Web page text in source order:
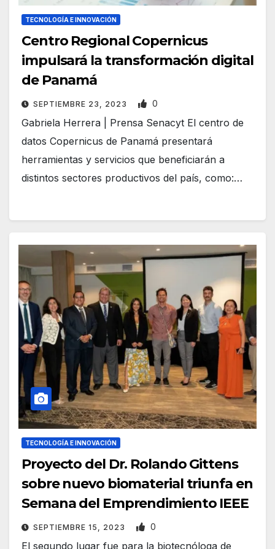
TECNOLOGÍA E INNOVACIÓN
Centro Regional Copernicus
impulsará la transformación digital
de Panamá
SEPTIEMBRE 23, 2023 0
Gabriela Herrera | Prensa Senacyt El centro de
datos Copernicus de Panamá presentará
herramientas y servicios que beneficiarán a
distintos sectores productivos del país, como:…
TECNOLOGÍA E INNOVACIÓN
Proyecto del Dr. Rolando Gittens
sobre nuevo biomaterial triunfa en
Semana del Emprendimiento IEEE
SEPTIEMBRE 15, 2023 0
El segundo lugar fue para la biotecnóloga de